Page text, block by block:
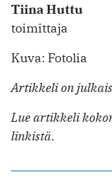
Tiina Huttu
toimittaja
Kuva: Fotolia
Artikkeli on
Lue artikkeli
linkistä.